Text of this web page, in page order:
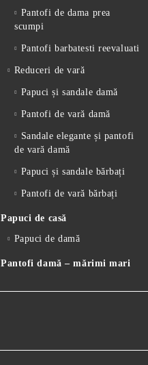
Pantofi de dama prea
scumpi
Pantofi barbatesti reevaluati
Reduceri de vară
Papuci și sandale damă
Pantofi de vară damă
Sandale elegante și pantofi
de vară damă
Papuci și sandale bărbați
Pantofi de vară bărbați
Papuci de casă
Papuci de damă
Pantofi damă – mărimi mari